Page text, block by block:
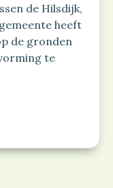
de Hilsdijk,
heeft
de gronden
te